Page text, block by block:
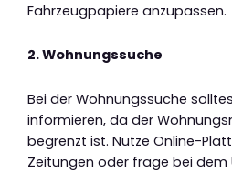
Fahrzeugpapiere anzupassen.
2. Wohnungssuche
Bei der Wohnungssuche
informieren, da der
begrenzt ist. Nutze Online-
Zeitungen oder frage bei dem